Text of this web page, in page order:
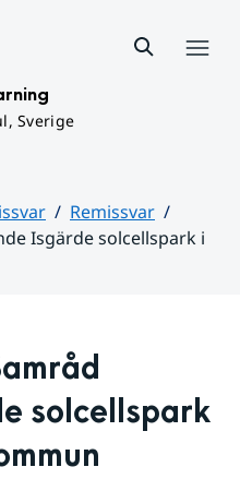
Sverige
Remissvar
Isgärde solcellspark i
solcellspark